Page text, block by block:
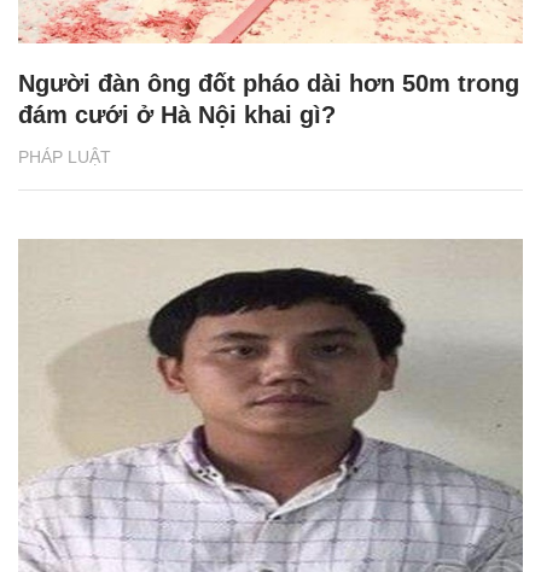
PHÁP LUẬT
Người đàn ông đốt pháo dài hơn 50m trong
đám cưới ở Hà Nội khai gì?